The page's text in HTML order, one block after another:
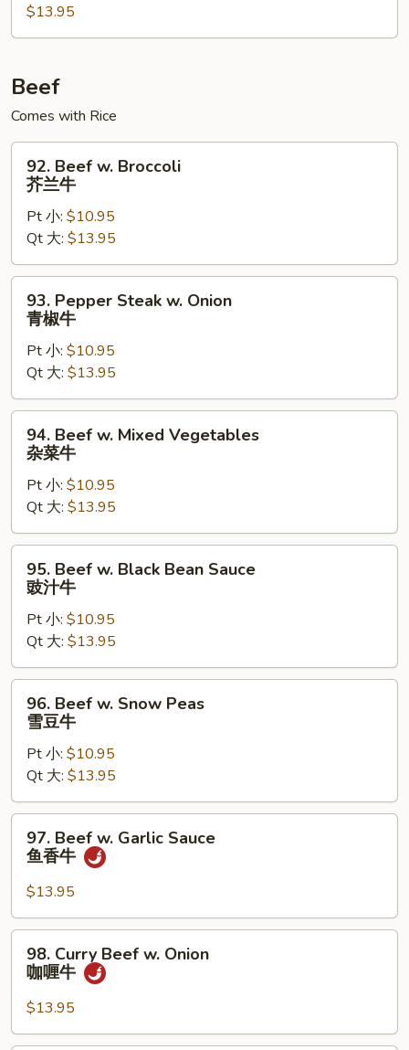
南
$13.95
Beef
Comes with Rice
92.
Beef
Broccoli
兰
牛
92. Beef w. Broccoli
芥兰牛
Pt 小: $10.95
Qt 大: $13.95
93.
Pepper
Steak
Onion
青
椒
93. Pepper Steak w. Onion
青椒牛
Pt 小: $10.95
Qt 大: $13.95
94.
Beef
Mixed
Vegetables
杂
菜
94. Beef w. Mixed Vegetables
杂菜牛
Pt 小: $10.95
Qt 大: $13.95
95.
Beef
Black
Bean
Sauce
豉
95. Beef w. Black Bean Sauce
豉汁牛
Pt 小: $10.95
Qt 大: $13.95
96.
Beef
Snow
Peas
雪
豆
96. Beef w. Snow Peas
雪豆牛
Pt 小: $10.95
Qt 大: $13.95
97.
Beef
Garlic
Sauce
鱼
97. Beef w. Garlic Sauce
鱼香牛
$13.95
98.
Curry
Beef
Onion
98. Curry Beef w. Onion
咖喱牛
$13.95